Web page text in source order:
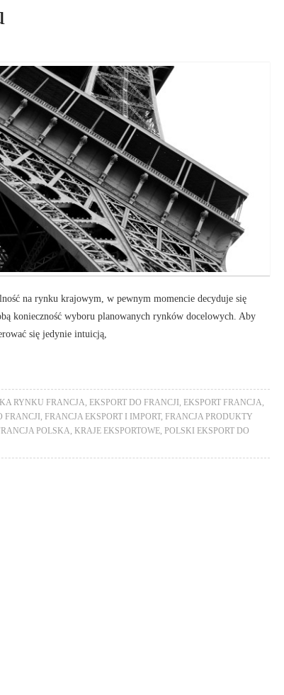
na rynku krajowym, w pewnym momencie decyduje się
konieczność wyboru planowanych rynków docelowych. Aby
się jedynie intuicją,
RYNKU FRANCJA EKSPORT DO FRANCJI EKSPORT FRANCJA
FRANCJI FRANCJA EKSPORT I IMPORT, FRANCJA PRODUKTY
POLSKA KRAJE EKSPORTOWE POLSKI EKSPORT DO